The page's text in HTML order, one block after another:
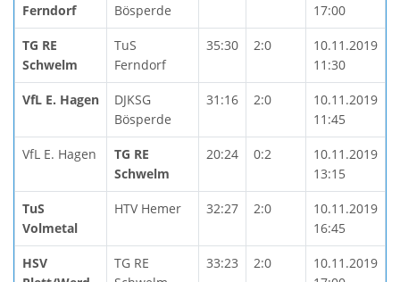
Ferndorf
Bösperde
17:00
TG RE
Schwelm
TuS
Ferndorf
35:30 2:0
10.11.2019
11:30
VfL E. Hagen
DJKSG
Bösperde
31:16 2:0
10.11.2019
11:45
VfL E. Hagen
TG RE
Schwelm
20:24 0:2
10.11.2019
13:15
TuS
Volmetal
HTV Hemer 32:27 2:0
10.11.2019
16:45
HSV
TG RE
33:23 2:0
10.11.2019